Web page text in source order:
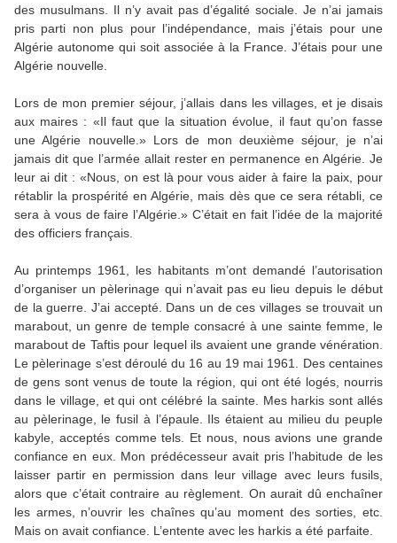
des musulmans. Il n’y avait pas d’égalité sociale. Je n’ai jamais
pris parti non plus pour l’indépendance, mais j’étais pour une
Algérie autonome qui soit associée à la France. J’étais pour une
Algérie nouvelle.
Lors de mon premier séjour, j’allais dans les villages, et je disais
aux maires : «Il faut que la situation évolue, il faut qu’on fasse
une Algérie nouvelle.» Lors de mon deuxième séjour, je n’ai
jamais dit que l’armée allait rester en permanence en Algérie. Je
leur ai dit : «Nous, on est là pour vous aider à faire la paix, pour
rétablir la prospérité en Algérie, mais dès que ce sera rétabli, ce
sera à vous de faire l’Algérie.» C’était en fait l’idée de la majorité
des officiers français.
Au printemps 1961, les habitants m’ont demandé l’autorisation
d’organiser un pèlerinage qui n’avait pas eu lieu depuis le début
de la guerre. J’ai accepté. Dans un de ces villages se trouvait un
marabout, un genre de temple consacré à une sainte femme, le
marabout de Taftis pour lequel ils avaient une grande vénération.
Le pèlerinage s’est déroulé du 16 au 19 mai 1961. Des centaines
de gens sont venus de toute la région, qui ont été logés, nourris
dans le village, et qui ont célébré la sainte. Mes harkis sont allés
au pèlerinage, le fusil à l’épaule. Ils étaient au milieu du peuple
kabyle, acceptés comme tels. Et nous, nous avions une grande
confiance en eux. Mon prédécesseur avait pris l’habitude de les
laisser partir en permission dans leur village avec leurs fusils,
alors que c’était contraire au règlement. On aurait dû enchaîner
les armes, n’ouvrir les chaînes qu’au moment des sorties, etc.
Mais on avait confiance. L’entente avec les harkis a été parfaite.